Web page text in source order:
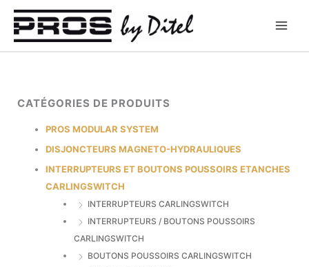
Aller
contenu
CATÉGORIES DE PRODUITS
PROS MODULAR SYSTEM
DISJONCTEURS MAGNETO-HYDRAULIQUES
INTERRUPTEURS ET BOUTONS POUSSOIRS ETANCHES
CARLINGSWITCH
INTERRUPTEURS CARLINGSWITCH
INTERRUPTEURS / BOUTONS POUSSOIRS
CARLINGSWITCH
BOUTONS POUSSOIRS CARLINGSWITCH